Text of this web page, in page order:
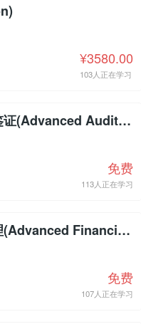
¥3580.00
103人正在学习
高级审计与鉴证(Advanced Audit and Assurance)试听
免费
113人正在学习
高级财务管理(Advanced Financial Management)试听
免费
107人正在学习